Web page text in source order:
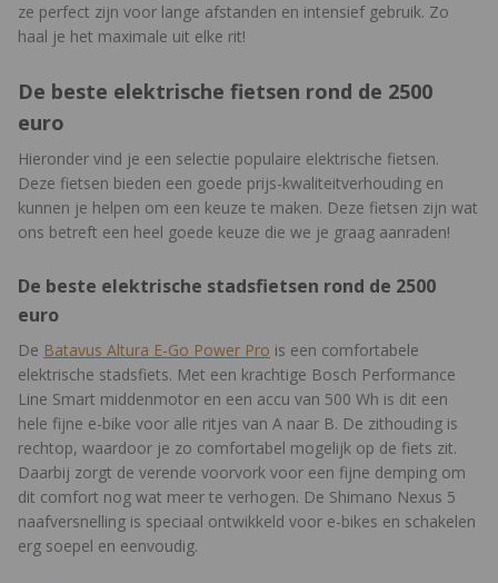
ze perfect zijn voor lange afstanden en intensief gebruik. Zo
haal je het maximale uit elke rit!
De beste elektrische fietsen rond de 2500
euro
Hieronder vind je een selectie populaire elektrische fietsen.
Deze fietsen bieden een goede prijs-kwaliteitverhouding en
kunnen je helpen om een keuze te maken. Deze fietsen zijn wat
ons betreft een heel goede keuze die we je graag aanraden!
De beste elektrische stadsfietsen rond de 2500
euro
De Batavus Altura E-Go Power Pro is een comfortabele
elektrische stadsfiets. Met een krachtige Bosch Performance
Line Smart middenmotor en een accu van 500 Wh is dit een
hele fijne e-bike voor alle ritjes van A naar B. De zithouding is
rechtop, waardoor je zo comfortabel mogelijk op de fiets zit.
Daarbij zorgt de verende voorvork voor een fijne demping om
dit comfort nog wat meer te verhogen. De Shimano Nexus 5
naafversnelling is speciaal ontwikkeld voor e-bikes en schakelen
erg soepel en eenvoudig.